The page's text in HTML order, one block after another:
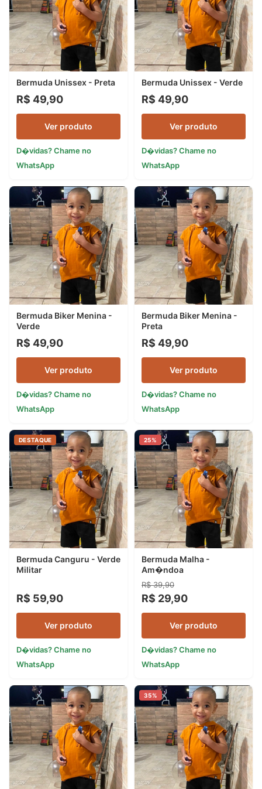
Bermuda Unissex - Preta
R$ 49,90
Ver produto
D�vidas? Chame no
WhatsApp
Bermuda Unissex - Verde
R$ 49,90
Ver produto
D�vidas? Chame no
WhatsApp
Bermuda Biker Menina -
Verde
R$ 49,90
Ver produto
D�vidas? Chame no
WhatsApp
Bermuda Biker Menina -
Preta
R$ 49,90
Ver produto
D�vidas? Chame no
WhatsApp
DESTAQUE
Bermuda Canguru - Verde
Militar
R$ 59,90
Ver produto
D�vidas? Chame no
WhatsApp
25%
Bermuda Malha -
Am�ndoa
R$ 39,90
R$ 29,90
Ver produto
D�vidas? Chame no
WhatsApp
35%